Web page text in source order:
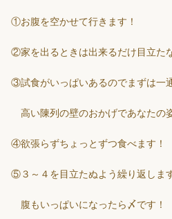
①お腹を空かせて行きます！
②家を出るときは出来るだけ目立た
③試食がいっぱいあるのでまずは一
高い陳列の壁のおかげであなたの
④欲張らずちょっとずつ食べます！
⑤３～４を目立たぬよう繰り返しま
腹もいっぱいになったら〆です！